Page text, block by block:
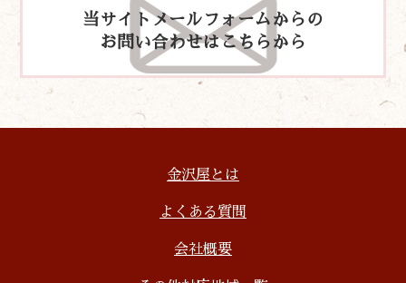
当サイトメールフォームからの
お問い合わせはこちらから
金沢屋とは
よくある質問
会社概要